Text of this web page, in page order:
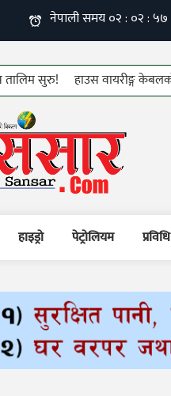
सुरु! हाउस वायरीङ्ग केबलको
हाइड्रो पेट्रोलियम प्रविधि